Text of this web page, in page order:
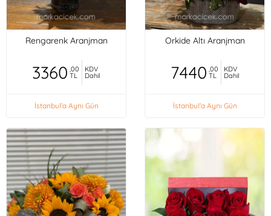
Rengarenk Aranjman
3360 ,00
TL
KDV
Dahil
İstanbul'a Aynı Gün
Orkide Altı Aranjman
7440 ,00
TL
KDV
Dahil
İstanbul'a Aynı Gün